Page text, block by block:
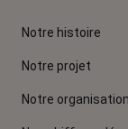
Notre histoire
Notre projet
Notre organisation